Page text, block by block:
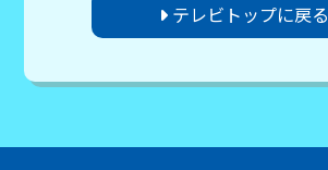
テレビトップに戻る